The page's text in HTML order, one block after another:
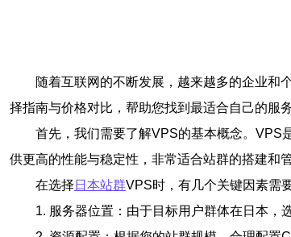
随着互联网的不断发展，越来越多的企业和
择指南与价格对比，帮助您找到最适合自己的服务
首先，我们需要了解VPS的基本概念。VPS
供更高的性能与稳定性，非常适合站群的搭建和管
在选择 日本站群VPS时，有几个关键因素需
1. 服务器位置：由于目标用户群体在日本，